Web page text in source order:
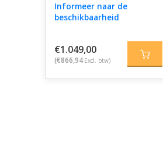
Informeer naar de
beschikbaarheid
€1.049,00
(€866,94 Excl. btw)